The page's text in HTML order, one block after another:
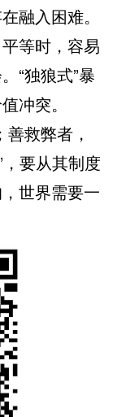
融入困难。
等时，容易
“独狼式”暴
冲突。
救弊者，
要从其制度
世界需要一